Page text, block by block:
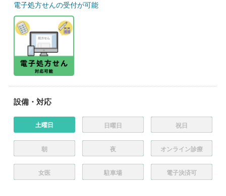
電子処方せんの受付が可能
設備・対応
土曜日 日曜日 祝日
朝 夜 オンライン診療
女医 駐車場 電子決済可